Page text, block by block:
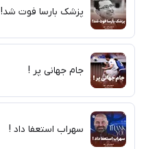
پزشک بارسا فوت شد!
جام جهانی پر !
سهراب استعفا داد !